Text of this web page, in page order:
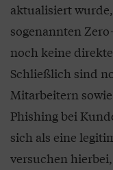
aktualisiert
sogenannten
noch keine
Schließlich sind
Mitarbeitern
Phishing bei
sich als eine
versuchen